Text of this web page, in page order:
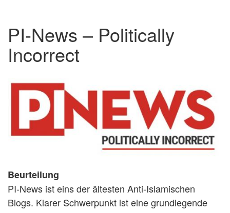
PI-News – Politically
Incorrect
Beurteilung
PI-News ist eins der ältesten Anti-Islamischen
Blogs. Klarer Schwerpunkt ist eine grundlegende